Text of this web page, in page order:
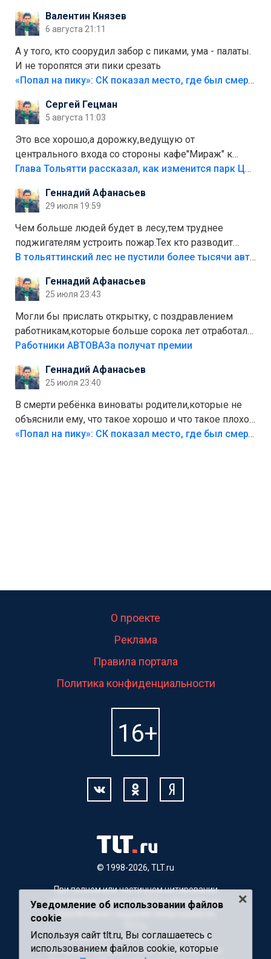
Валентин Князев
6 августа 21:11
А у того, кто соорудил забор с пиками, ума - палаты.
И не торопятся эти пики срезать
«Попал на пику»: СК показал место, где был смертельно травмирован ребенок в Тольятти
Сергей Гецман
5 августа 11:03
Это все хорошо,а дорожку,ведущую от
центрального входа со стороны кафе"Мираж" к
аттракционам слабо доделать?А то бордюры
лежала в парке и испортилась.Да еще,видимо,часть
украли.
Глава Тольятти рассказал, как изменится парк Центрального района
Геннадий Афанасьев
29 июля 19:59
Чем больше людей будет в лесу,тем труднее
поджигателям устроить пожар.Тех кто разводит
костры,тех надо безбожно штрафовать.Камер полно
Штрафы мизерные.
В тольяттинский лес не пустили более тысячи автомобилей
Геннадий Афанасьев
25 июля 23:43
Могли бы прислать открытку, с поздравлением
работникам,которые больше сорока лет отработали
на предприятии.
Работники АВТОВАЗа получат премии
Геннадий Афанасьев
25 июля 23:40
В смерти ребёнка виноваты родители,которые не
объяснили ему, что такое хорошо и что такое плохо!
Лезть через такой забор,верх безумия,есть же
«Попал на пику»: СК показал место, где был смертельно травмирован ребенок в Тольятти
© 1998-2026, TLT.ru
О проекте
Реклама
Правила портала
Политика конфиденциальности
При полном или частичном цитировании
материалов, ссылка на TLT.ru обязательна.
Для Интернет-изданий гиперссылка на
Материалы с пометкой "Партнерский
материал" публикуются на правах рекламы.
Уведомление об использовании файлов
cookie
Используя сайт tlt.ru, Вы соглашаетесь с
использованием файлов cookie, которые